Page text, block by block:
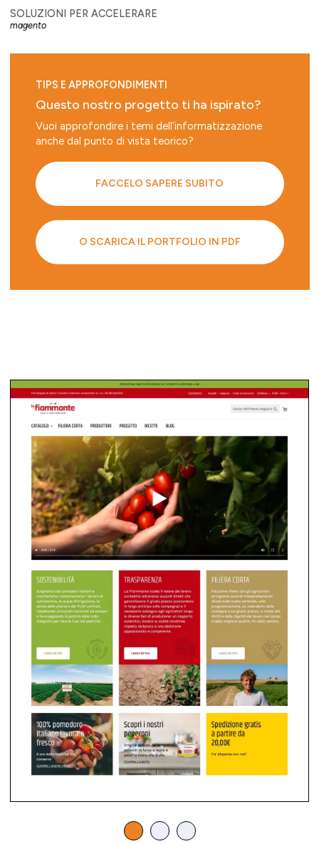
SOLUZIONI PER ACCELERARE
magento
TIPS E APPROFONDIMENTI
Questo nostro progetto ti ha ispirato?
Vuoi approfondire i temi dell’informatizzazione
anche dal punto di vista teorico?
FACCELO SAPERE SUBITO
O SCARICA IL PORTFOLIO IN PDF